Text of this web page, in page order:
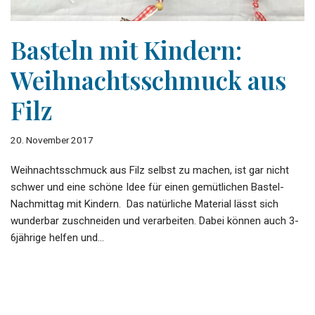
Basteln mit Kindern:
Weihnachtsschmuck aus
Filz
20. November 2017
Weihnachtsschmuck aus Filz selbst zu machen, ist gar nicht
schwer und eine schöne Idee für einen gemütlichen Bastel-
Nachmittag mit Kindern. Das natürliche Material lässt sich
wunderbar zuschneiden und verarbeiten. Dabei können auch 3-
6jährige helfen und…